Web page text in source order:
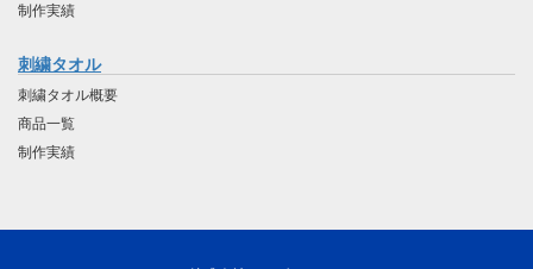
制作実績
刺繍タオル
刺繍タオル概要
商品一覧
制作実績